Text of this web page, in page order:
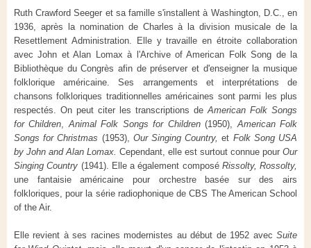
Ruth Crawford Seeger et sa famille s'installent à Washington, D.C., en
1936, après la nomination de Charles à la division musicale de la
Resettlement Administration. Elle y travaille en étroite collaboration
avec John et Alan Lomax à l'Archive of American Folk Song de la
Bibliothèque du Congrès afin de préserver et d'enseigner la musique
folklorique américaine. Ses arrangements et interprétations de
chansons folkloriques traditionnelles américaines sont parmi les plus
respectés. On peut citer les transcriptions deAmerican Folk Songs
for Children,Animal Folk Songs for Children(1950), American Folk
Songs for Christmas (1953), Our Singing Country, et Folk Song USA
by John and Alan Lomax. Cependant, elle est surtout connue pour Our
Singing Country (1941). Elle a également composé Rissolty, Rossolty,
une fantaisie américaine pour orchestre basée sur des airs
folkloriques, pour la série radiophonique de CBS The American School
of the Air.
Elle revient à ses racines modernistes au début de 1952 avec Suite